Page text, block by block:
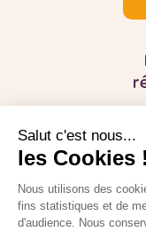
Salut c'est nous...
les Cookies !
Nous utilisons des
fins statistiques et de
d'audience. NousPour votre